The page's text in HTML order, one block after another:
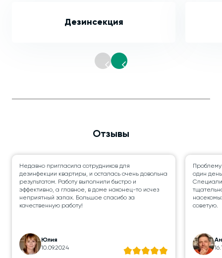
Дезинсекция
Отзывы
Недавно пригласила сотрудников для
дезинфекции квартиры, и осталась очень довольна
результатом. Работу выполнили быстро и
эффективно, а главное, в доме наконец-то исчез
неприятный запах. Большое спасибо за
качественную работу!
Юлия
10.09.2024
один
советую.